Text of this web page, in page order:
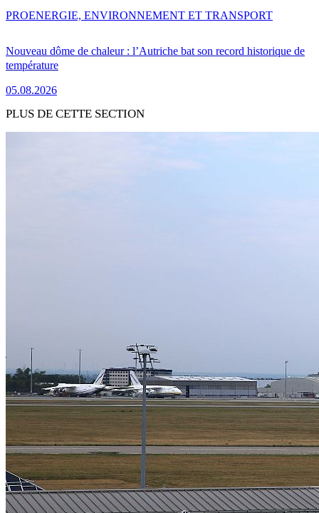
Nouveau dôme de chaleur : l’Autriche bat son record historique de
température
05.08.2026
PROENERGIE, ENVIRONNEMENT ET TRANSPORT
PLUS DE CETTE SECTION